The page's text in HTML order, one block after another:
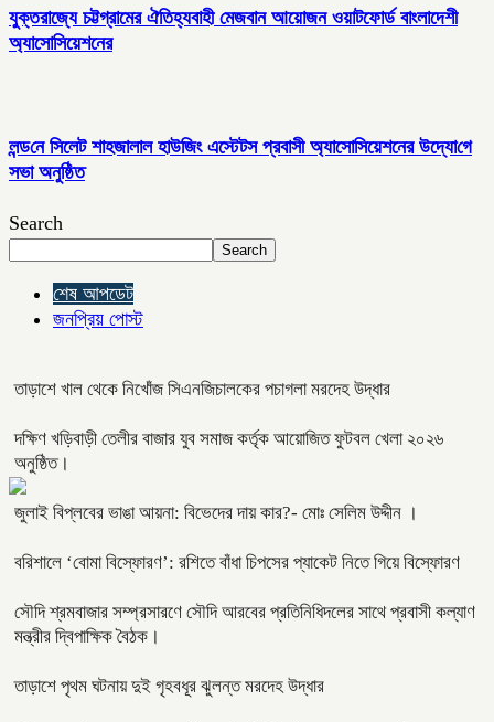
যুক্তরাজ্যে চট্টগ্রামের ঐতিহ্যবাহী মেজবান আয়োজন ওয়াটফোর্ড বাংলাদেশী
অ্যাসোসিয়েশনের
লন্ড‌নে সিলেট শাহজালাল হাউজিং এস্টেটস প্রবাসী অ্যাসোসিয়েশনের উদ্যো‌গে
সভা অনুষ্ঠিত
Search
Search
শেষ আপডেট
জনপ্রিয় পোস্ট
তাড়াশে খাল থেকে নিখোঁজ সিএনজিচালকের পচাগলা মরদেহ উদ্ধার
দক্ষিণ খড়িবাড়ী তেলীর বাজার যুব সমাজ কর্তৃক আয়োজিত ফুটবল খেলা ২০২৬
অনুষ্ঠিত।
জুলাই বিপ্লবের ভাঙা আয়না: বিভেদের দায় কার?- মোঃ সেলিম উদ্দীন ।
বরিশালে ‘বোমা বিস্ফোরণ’: রশিতে বাঁধা চিপসের প্যাকেট নিতে গিয়ে বিস্ফোরণ
সৌদি শ্রমবাজার সম্প্রসারণে সৌদি আরবের প্রতিনিধিদলের সাথে প্রবাসী কল্যাণ
মন্ত্রীর দ্বিপাক্ষিক বৈঠক।
তাড়াশে পৃথম ঘটনায় দুই গৃহবধূর ঝুলন্ত মরদেহ উদ্ধার